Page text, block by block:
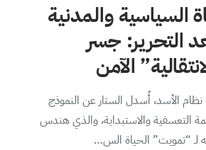
السياسية والمدنية
التحرير: جسر
الآمن
الأسد، أُسدل الستار عن النموذج
التعسفية والاستبداية، والذي هندس
لـ “تمويت” الحياة الس…